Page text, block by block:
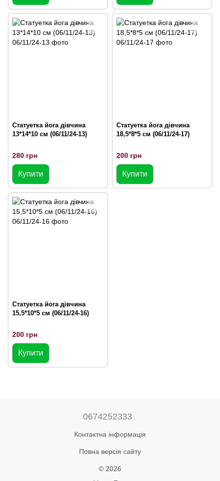
Статуетка йога дівчина
13*14*10 см (06/11/24-13)
280 грн
Купити
Статуетка йога дівчина
18,5*8*5 см (06/11/24-17)
200 грн
Купити
Статуетка йога дівчина
15,5*10*5 см (06/11/24-16)
200 грн
Купити
0674252333
Контактна інформація
Повна версія сайту
© 2026